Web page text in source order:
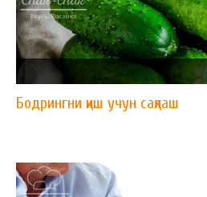
Бодрингни қиш учун сақлаш